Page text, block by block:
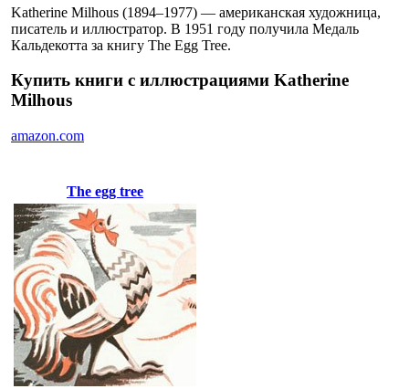
Katherine Milhous (1894–1977) — американская художница,
писатель и иллюстратор. В 1951 году получила Медаль
Кальдекотта за книгу The Egg Tree.
Купить книги с иллюстрациями Katherine
Milhous
amazon.com
The egg tree